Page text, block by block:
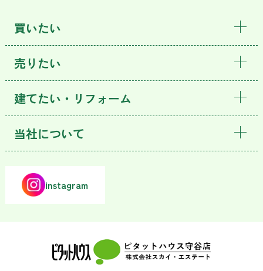
買いたい
売りたい
建てたい・リフォーム
当社について
instagram